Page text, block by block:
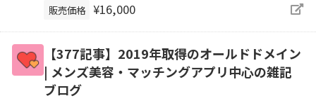
販売価格 ¥16,000
【377記事】2019年取得のオールドドメイン
| メンズ美容・マッチングアプリ中心の雑記
ブログ